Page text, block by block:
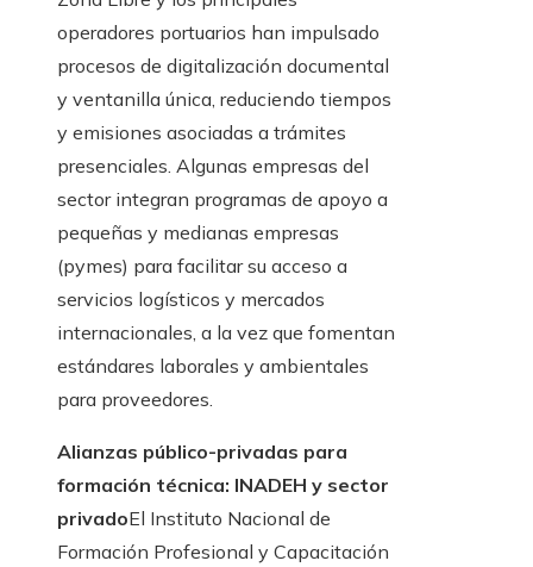
operadores portuarios han impulsado
procesos de digitalización documental
y ventanilla única, reduciendo tiempos
y emisiones asociadas a trámites
presenciales. Algunas empresas del
sector integran programas de apoyo a
pequeñas y medianas empresas
(pymes) para facilitar su acceso a
servicios logísticos y mercados
internacionales, a la vez que fomentan
estándares laborales y ambientales
para proveedores.
Alianzas público-privadas para
formación técnica: INADEH y sector
privadoEl Instituto Nacional de
Formación Profesional y Capacitación